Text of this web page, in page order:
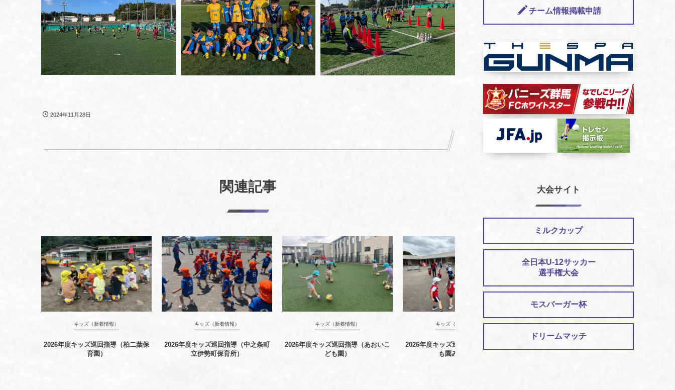
2024年11月28日
関連記事
キッズ（新着情報）
2026年度キッズ巡回指導（柏二葉保
育園）
キッズ（新着情報）
2026年度キッズ巡回指導（中之条町
立伊勢町保育所）
キッズ（新着情報）
2026年度キッズ巡回指導（あおいこ
ども園）
キッズ（新着情報）
2026年度キッズ巡回指導（認定こど
も園みらい）
キッズ（新着情報）
チーム情報掲載申請
大会サイト
ミルクカップ
全日本U-12サッカー
選手権大会
モスバーガー杯
ドリームマッチ